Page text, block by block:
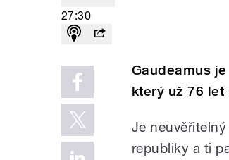
27:30
Gaudeamus
který už 76 let
Je
republiky a ti